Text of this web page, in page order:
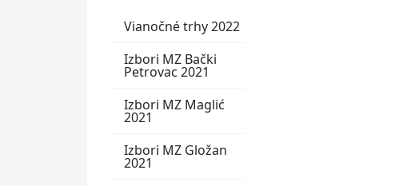
Vianočné trhy 2022
Izbori MZ Bački
Petrovac 2021
Izbori MZ Maglić
2021
Izbori MZ Gložan
2021